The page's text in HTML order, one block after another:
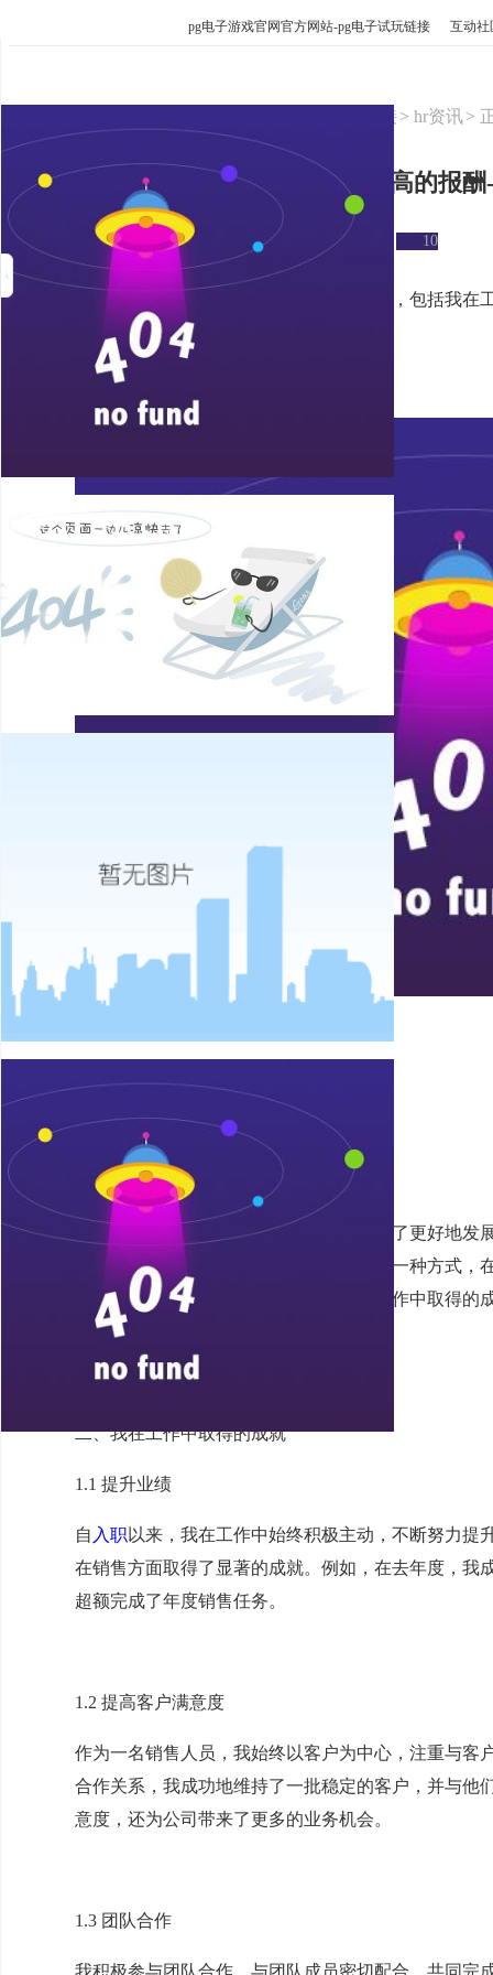
pg电子游戏官网官方网站-pg电子试玩链接 互动社
pg电子游戏官网官方网站-pg电子试玩链接 hr资讯
调薪申请：为何我值得获得更高的报
来源：三茅网 2023-10-27 14:08:08 10
摘要：本文将详细阐述我申请调薪的理由，包括我
酬水平的变化等方面的详细分析。
一、引言
在这个竞争激烈的职场环境中，员工们为了更好地发
的能力和技能。调薪作为员工获得回报的一种方式
详细阐述我申请调薪的理由，包括我在工作中取得
等方面的详细分析。
二、我在工作中取得的成就
1.1 提升业绩
自 入职 以来，我在工作中始终积极主动，不断努力提
在销售方面取得了显著的成就。例如，在去年度，我
超额完成了年度销售任务。
1.2 提高客户满意度
作为一名销售人员，我始终以客户为中心，注重与客
合作关系，我成功地维持了一批稳定的客户，并与他
意度，还为公司带来了更多的业务机会。
1.3 团队合作
我积极参与团队合作，与团队成员密切配合，共同完